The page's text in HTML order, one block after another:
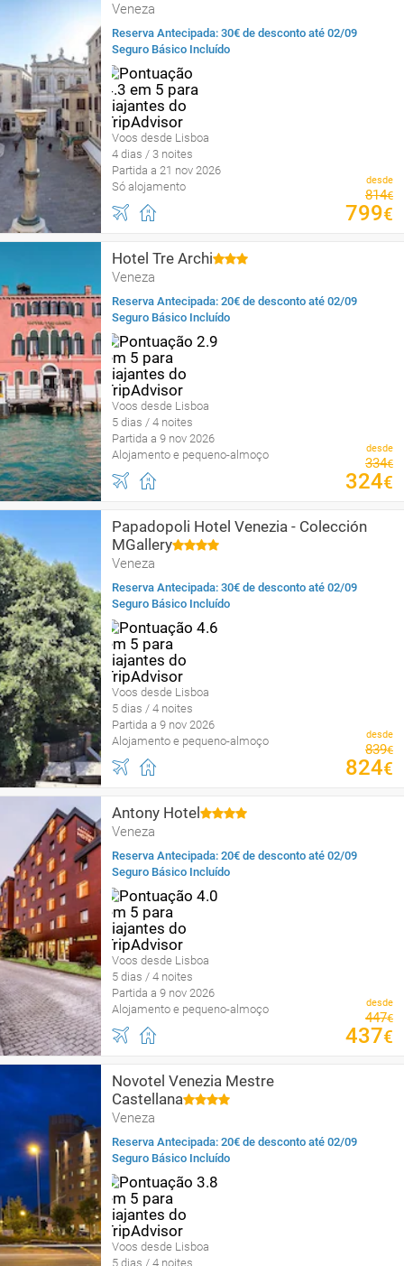
Veneza
Reserva Antecipada: 30€ de desconto até 02/09
Seguro Básico Incluído
Voos desde Lisboa
4 dias / 3 noites
Partida a 21 nov 2026
Só alojamento
desde
814€
799€
Hotel Tre Archi
Veneza
Reserva Antecipada: 20€ de desconto até 02/09
Seguro Básico Incluído
Voos desde Lisboa
5 dias / 4 noites
Partida a 9 nov 2026
Alojamento e pequeno-almoço
desde
334€
324€
Papadopoli Hotel Venezia - Colección
MGallery
Veneza
Reserva Antecipada: 30€ de desconto até 02/09
Seguro Básico Incluído
Voos desde Lisboa
5 dias / 4 noites
Partida a 9 nov 2026
Alojamento e pequeno-almoço
desde
839€
824€
Antony Hotel
Veneza
Reserva Antecipada: 20€ de desconto até 02/09
Seguro Básico Incluído
Voos desde Lisboa
5 dias / 4 noites
Partida a 9 nov 2026
Alojamento e pequeno-almoço
desde
447€
437€
Novotel Venezia Mestre
Castellana
Veneza
Reserva Antecipada: 20€ de desconto até 02/09
Seguro Básico Incluído
Voos desde Lisboa
5 dias / 4 noites